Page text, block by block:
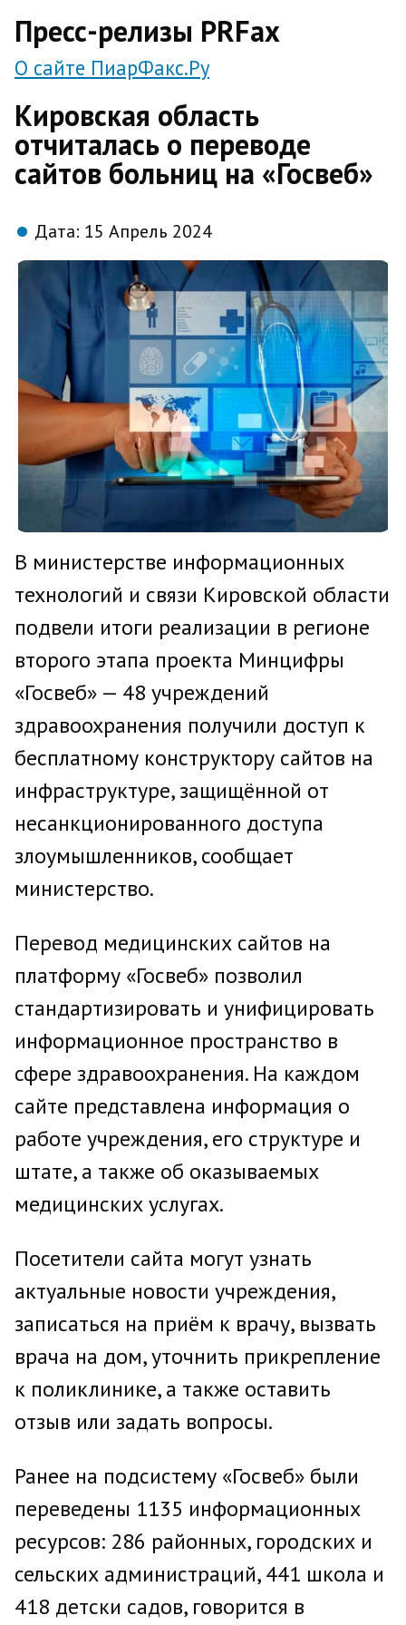
Пресс-релизы PRFax
О сайте ПиарФакс.Ру
Кировская область
отчиталась о переводе
сайтов больниц на «Госвеб»
Дата: 15 Апрель 2024
В министерстве информационных
технологий и связи Кировской области
подвели итоги реализации в регионе
второго этапа проекта Минцифры
«Госвеб» — 48 учреждений
здравоохранения получили доступ к
бесплатному конструктору сайтов на
инфраструктуре, защищённой от
несанкционированного доступа
злоумышленников, сообщает
министерство.
Перевод медицинских сайтов на
платформу «Госвеб» позволил
стандартизировать и унифицировать
информационное пространство в
сфере здравоохранения. На каждом
сайте представлена информация о
работе учреждения, его структуре и
штате, а также об оказываемых
медицинских услугах.
Посетители сайта могут узнать
актуальные новости учреждения,
записаться на приём к врачу, вызвать
врача на дом, уточнить прикрепление
к поликлинике, а также оставить
отзыв или задать вопросы.
Ранее на подсистему «Госвеб» были
переведены 1135 информационных
ресурсов: 286 районных, городских и
сельских администраций, 441 школа и
418 детски садов, говорится в